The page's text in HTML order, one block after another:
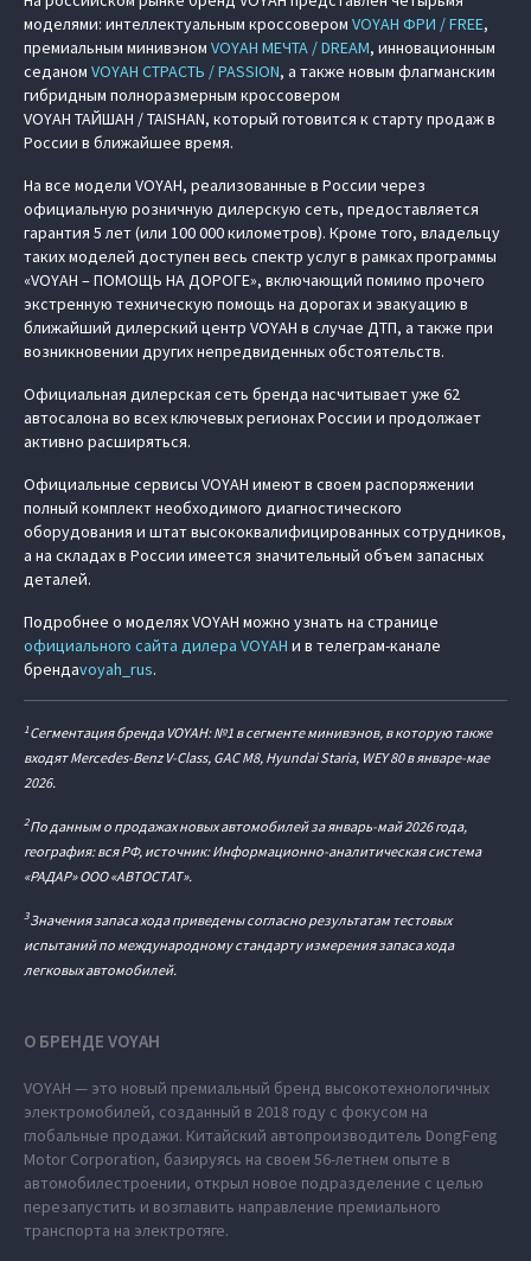
моделями: интеллектуальным кроссовером VOYAH ФРИ / FREE,
премиальным минивэном VOYAH МЕЧТА / DREAM, инновационным
седаном VOYAH СТРАСТЬ / PASSION, а также новым флагманским
гибридным полноразмерным кроссовером
VOYAH ТАЙШАН / TAISHAN, который готовится к старту продаж в
России в ближайшее время.
На все модели VOYAH, реализованные в России через
официальную розничную дилерскую сеть, предоставляется
гарантия 5 лет (или 100 000 километров). Кроме того, владельцу
таких моделей доступен весь спектр услуг в рамках программы
«VOYAH – ПОМОЩЬ НА ДОРОГЕ», включающий помимо прочего
экстренную техническую помощь на дорогах и эвакуацию в
ближайший дилерский центр VOYAH в случае ДТП, а также при
возникновении других непредвиденных обстоятельств.
Официальная дилерская сеть бренда насчитывает уже 62
автосалона во всех ключевых регионах России и продолжает
активно расширяться.
Официальные сервисы VOYAH имеют в своем распоряжении
полный комплект необходимого диагностического
оборудования и штат высококвалифицированных сотрудников,
а на складах в России имеется значительный объем запасных
деталей.
Подробнее о моделях VOYAH можно узнать на странице
официального сайта дилера VOYAH и в телеграм-канале
брендаvoyah_rus.
1Сегментация бренда VOYAH: №1 в сегменте минивэнов, в которую также
входят Mercedes-Benz V-Class, GAC M8, Hyundai Staria, WEY 80 в январе-мае
2026.
2По данным о продажах новых автомобилей за январь-май 2026 года,
география: вся РФ, источник: Информационно-аналитическая система
«РАДАР» ООО «АВТОСТАТ».
3Значения запаса хода приведены согласно результатам тестовых
испытаний по международному стандарту измерения запаса хода
легковых автомобилей.
О БРЕНДЕ VOYAH
VOYAH — это новый премиальный бренд высокотехнологичных
электромобилей, созданный в 2018 году с фокусом на
глобальные продажи. Китайский автопроизводитель DongFeng
Motor Corporation, базируясь на своем 56-летнем опыте в
автомобилестроении, открыл новое подразделение с целью
перезапустить и возглавить направление премиального
транспорта на электротяге.